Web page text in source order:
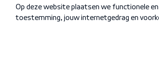
Algemene voorwaarden